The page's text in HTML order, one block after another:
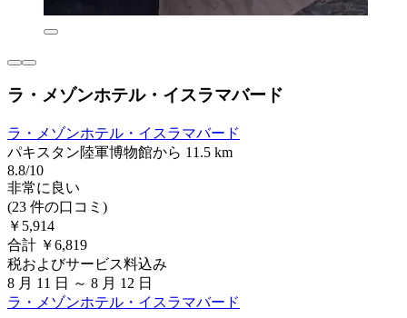
ラ・メゾンホテル・イスラマバード
ラ・メゾンホテル・イスラマバード
パキスタン陸軍博物館から 11.5 km
8.8/10
非常に良い
(23 件の口コミ)
￥5,914
合計 ￥6,819
税およびサービス料込み
8 月 11 日 ～ 8 月 12 日
ラ・メゾンホテル・イスラマバード